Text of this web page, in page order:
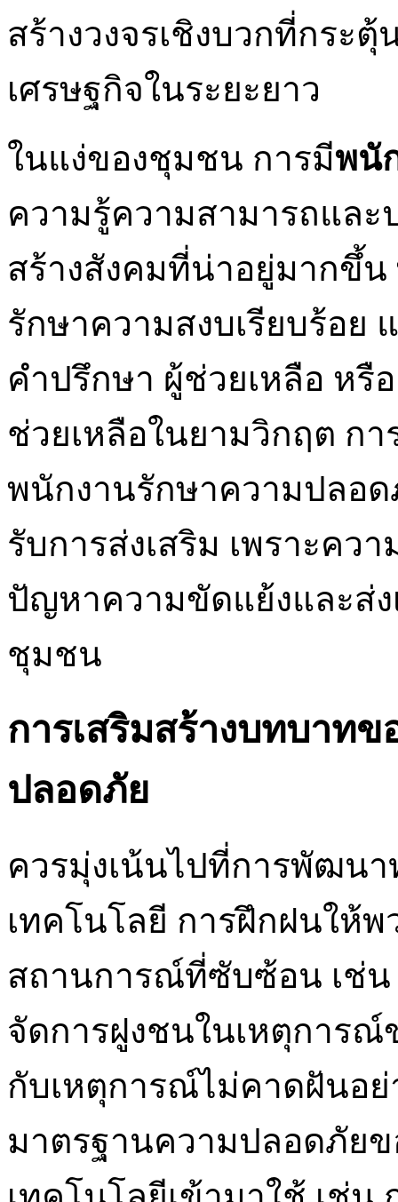
สร้างวงจรเชิงบวกที่กระ
เศรษฐกิจในระยะยาว
ในแง่ของชุมชน การมีพนั
ความรู้ความสามารถแล
สร้างสังคมที่น่าอยู่มากขึ้น
รักษาความสงบเรียบร้อย
คำปรึกษา ผู้ช่วยเหลือ หรื
ช่วยเหลือในยามวิกฤต ก
พนักงานรักษาความปลอ
รับการส่งเสริม เพราะคว
ปัญหาความขัดแย้งและส่
ชุมชน
การเสริมสร้างบทบาท
ปลอดภัย
ควรมุ่งเน้นไปที่การพัฒนา
เทคโนโลยี การฝึกฝนให้
สถานการณ์ที่ซับซ้อน เช่น
จัดการฝูงชนในเหตุการ
กับเหตุการณ์ไม่คาดฝันอ
มาตรฐานความปลอดภัย